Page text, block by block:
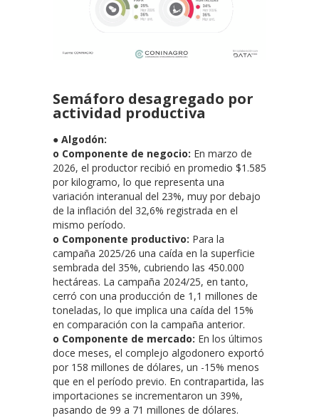
Semáforo desagregado por
actividad productiva
● Algodón:
o Componente de negocio: En marzo de
2026, el productor recibió en promedio $1.585
por kilogramo, lo que representa una
variación interanual del 23%, muy por debajo
de la inflación del 32,6% registrada en el
mismo período.
o Componente productivo: Para la
campaña 2025/26 una caída en la superficie
sembrada del 35%, cubriendo las 450.000
hectáreas. La campaña 2024/25, en tanto,
cerró con una producción de 1,1 millones de
toneladas, lo que implica una caída del 15%
en comparación con la campaña anterior.
o Componente de mercado: En los últimos
doce meses, el complejo algodonero exportó
por 158 millones de dólares, un -15% menos
que en el período previo. En contrapartida, las
importaciones se incrementaron un 39%,
pasando de 99 a 71 millones de dólares.